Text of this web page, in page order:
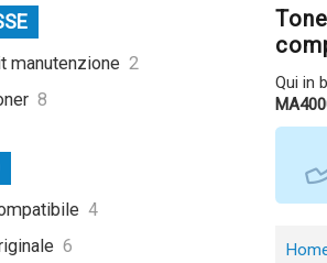
manutenzione 2
8
4
6
Qui in